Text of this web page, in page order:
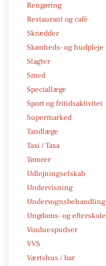
Rengøring
Restaurant og café
Skrædder
Skønheds- og hudpleje
Slagter
Smed
Speciallæge
Sport og fritidsaktivitet
Supermarked
Tandlæge
Taxi / Taxa
Tømrer
Udlejningselskab
Undervisning
Undervognsbehandling
Ungdoms- og efterskole
Vinduespudser
VVS
Værtshus / bar